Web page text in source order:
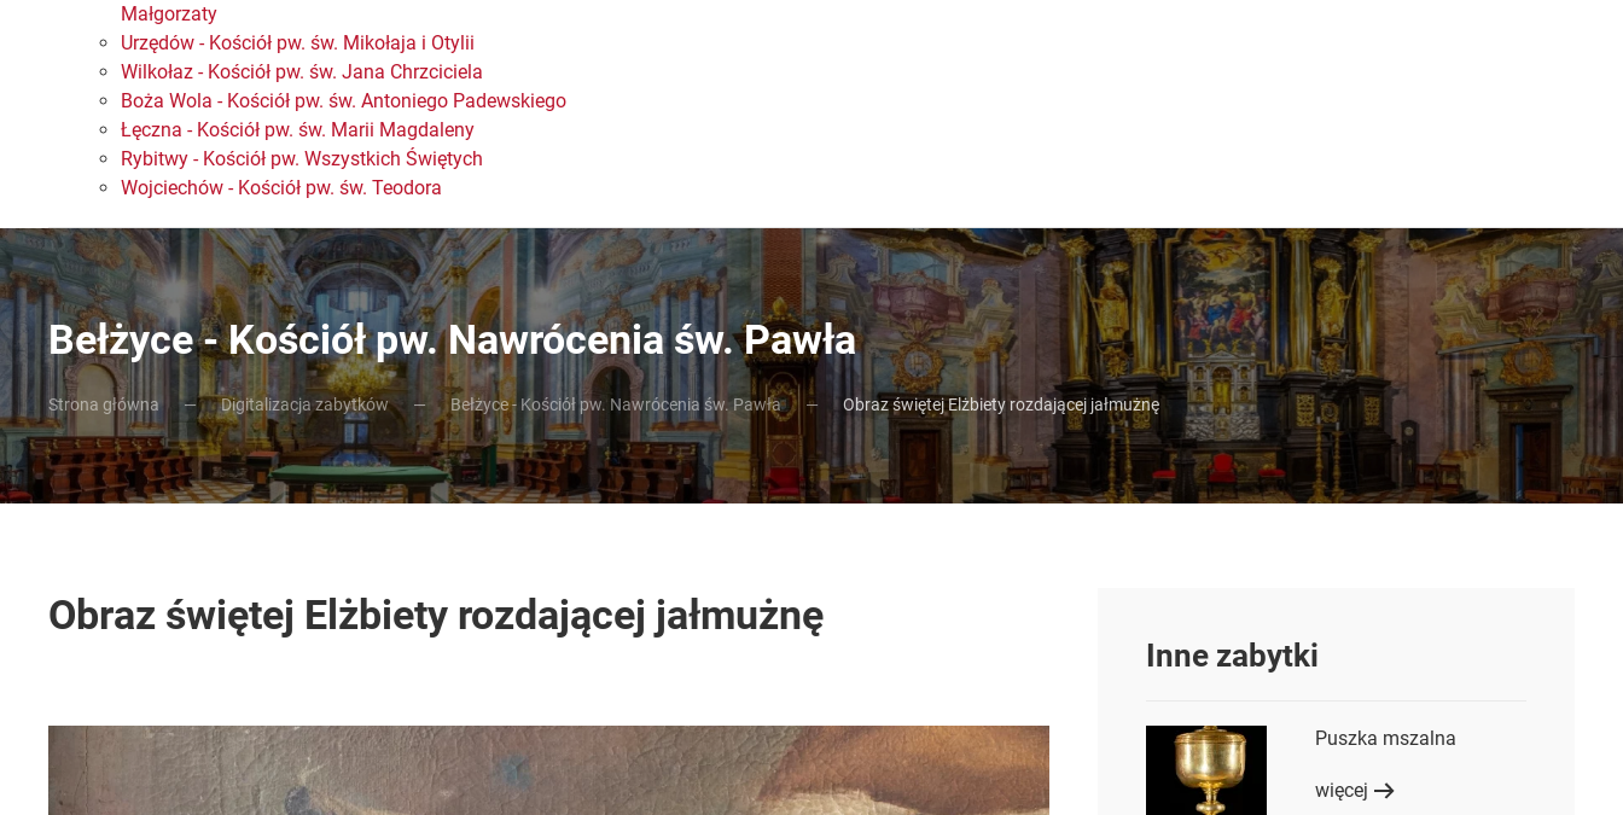
Małgorzaty
Urzędów - Kościół pw. św. Mikołaja i Otylii
Wilkołaz - Kościół pw. św. Jana Chrzciciela
Boża Wola - Kościół pw. św. Antoniego Padewskiego
Łęczna - Kościół pw. św. Marii Magdaleny
Rybitwy - Kościół pw. Wszystkich Świętych
Wojciechów - Kościół pw. św. Teodora
Bełżyce - Kościół pw. Nawrócenia św. Pawła
Strona główna Digitalizacja zabytków Bełżyce - Kościół pw. Nawrócenia św. Pawła Obraz świętej Elżbiety rozdającej jałmużnę
Obraz świętej Elżbiety rozdającej jałmużnę
Inne zabytki
Puszka mszalna
więcej